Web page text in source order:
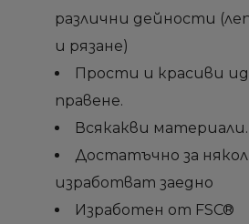
различни дейности
и рязане)
Прости и красиви
правене.
Всякакви материали.
Достатъчно за
изработват заедно
Изработен от FSC®